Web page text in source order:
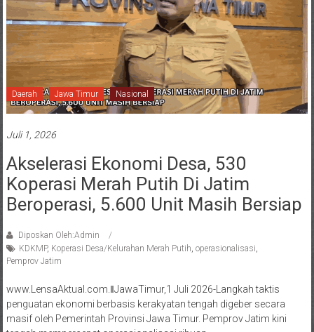
Daerah Jawa Timur Nasional
Juli 1, 2026
Akselerasi Ekonomi Desa, 530
Koperasi Merah Putih Di Jatim
Beroperasi, 5.600 Unit Masih Bersiap
Diposkan Oleh:Admin
KDKMP, Koperasi Desa/Kelurahan Merah Putih operasionalisasi
Pemprov Jatim
www.LensaAktual.com.ǁJawaTimur,1 Juli 2026-Langkah taktis
penguatan ekonomi berbasis kerakyatan tengah digeber secara
masif oleh Pemerintah Provinsi Jawa Timur. Pemprov Jatim kini